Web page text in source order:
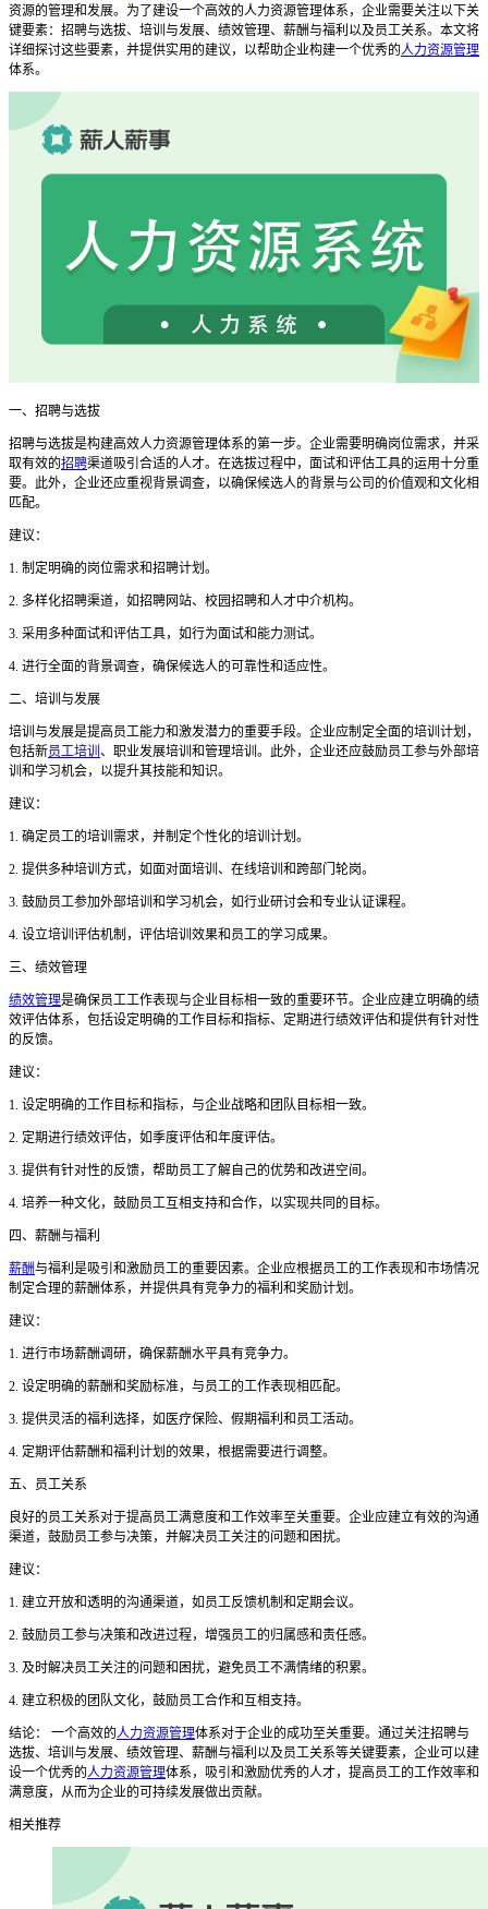
资源的管理和发展。为了建设一个高效的人力资源管理体系，企业需要关注以下关
键要素：招聘与选拔、培训与发展、绩效管理、薪酬与福利以及员工关系。本文将
详细探讨这些要素，并提供实用的建议，以帮助企业构建一个优秀的人力资源管理
体系。
一、招聘与选拔
招聘与选拔是构建高效人力资源管理体系的第一步。企业需要明确岗位需求，并采
取有效的招聘渠道吸引合适的人才。在选拔过程中，面试和评估工具的运用十分重
要。此外，企业还应重视背景调查，以确保候选人的背景与公司的价值观和文化相
匹配。
建议：
1. 制定明确的岗位需求和招聘计划。
2. 多样化招聘渠道，如招聘网站、校园招聘和人才中介机构。
3. 采用多种面试和评估工具，如行为面试和能力测试。
4. 进行全面的背景调查，确保候选人的可靠性和适应性。
二、培训与发展
培训与发展是提高员工能力和激发潜力的重要手段。企业应制定全面的培训计划，
包括新员工培训 、职业发展培训和管理培训。此外，企业还应鼓励员工参与外部培
训和学习机会，以提升其技能和知识。
建议：
1. 确定员工的培训需求，并制定个性化的培训计划。
2. 提供多种培训方式，如面对面培训、在线培训和跨部门轮岗。
3. 鼓励员工参加外部培训和学习机会，如行业研讨会和专业认证课程。
4. 设立培训评估机制，评估培训效果和员工的学习成果。
三、绩效管理
绩效管理是确保员工工作表现与企业目标相一致的重要环节。企业应建立明确的绩
效评估体系，包括设定明确的工作目标和指标、定期进行绩效评估和提供有针对性
的反馈。
建议：
1. 设定明确的工作目标和指标，与企业战略和团队目标相一致。
2. 定期进行绩效评估，如季度评估和年度评估。
3. 提供有针对性的反馈，帮助员工了解自己的优势和改进空间。
4. 培养一种文化，鼓励员工互相支持和合作，以实现共同的目标。
四、薪酬与福利
薪酬与福利是吸引和激励员工的重要因素。企业应根据员工的工作表现和市场情况
制定合理的薪酬体系，并提供具有竞争力的福利和奖励计划。
建议：
1. 进行市场薪酬调研，确保薪酬水平具有竞争力。
2. 设定明确的薪酬和奖励标准，与员工的工作表现相匹配。
3. 提供灵活的福利选择，如医疗保险、假期福利和员工活动。
4. 定期评估薪酬和福利计划的效果，根据需要进行调整。
五、员工关系
良好的员工关系对于提高员工满意度和工作效率至关重要。企业应建立有效的沟通
渠道，鼓励员工参与决策，并解决员工关注的问题和困扰。
建议：
1. 建立开放和透明的沟通渠道，如员工反馈机制和定期会议。
2. 鼓励员工参与决策和改进过程，增强员工的归属感和责任感。
3. 及时解决员工关注的问题和困扰，避免员工不满情绪的积累。
4. 建立积极的团队文化，鼓励员工合作和互相支持。
结论： 一个高效的人力资源管理体系对于企业的成功至关重要。通过关注招聘与
选拔、培训与发展、绩效管理、薪酬与福利以及员工关系等关键要素，企业可以建
设一个优秀的人力资源管理体系，吸引和激励优秀的人才，提高员工的工作效率和
满意度，从而为企业的可持续发展做出贡献。
相关推荐